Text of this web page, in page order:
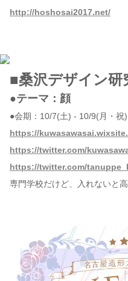
http://hoshosai2017.net/
■桑沢デザイン研
●テーマ：顔
●会期：10/7(土) - 10/9(月・祝
https://
https://twitter.com/
https://twitter.com/
専門学校だけど、入れないと